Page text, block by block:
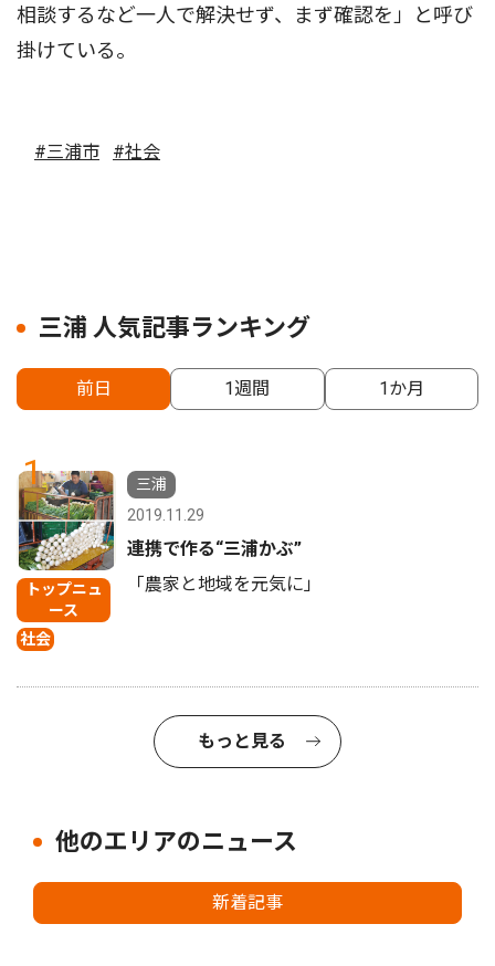
相談するなど一人で解決せず、まず確認を」と呼び
掛けている。
#三浦市 #社会
三浦 人気記事ランキング
前日 1週間 1か月
1
トップニュ
ース
社会
三浦
2019.11.29
連携で作る“三浦かぶ”
「農家と地域を元気に」
もっと見る
他のエリアのニュース
新着記事